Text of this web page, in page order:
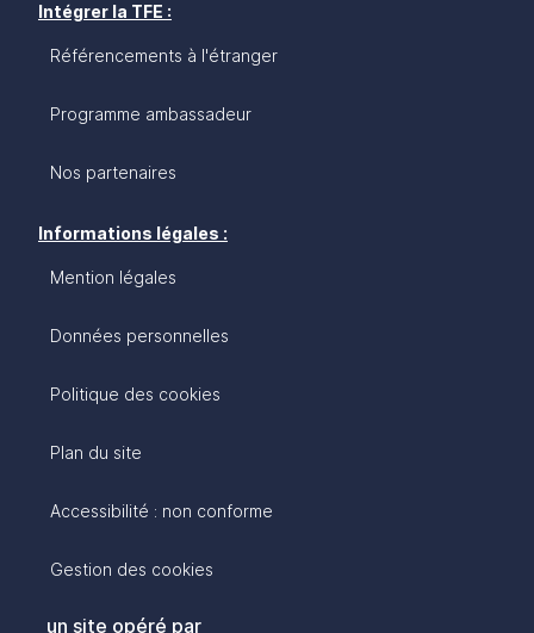
Intégrer la TFE :
Référencements à l'étranger
Programme ambassadeur
Nos partenaires
Informations légales :
Mention légales
Données personnelles
Politique des cookies
Plan du site
Accessibilité : non conforme
Gestion des cookies
un site opéré par